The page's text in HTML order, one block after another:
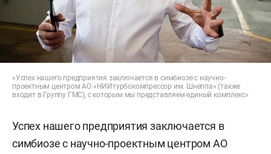
«Успех нашего предприятия заключается в симбиозе с научно-
проектным центром АО «НИИтурбокомпрессор им. Шнеппа» (также
входит в Группу ГМС), с которым мы представляем единый комплекс»
Успех нашего предприятия заключается в
симбиозе с научно-проектным центром АО